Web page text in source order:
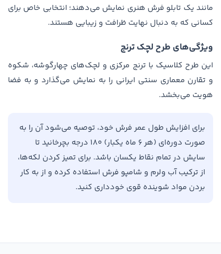
مانند یک تابلو فرش هنری نمایش می‌دهند؛ انتخابی خاص برای
کسانی که به دنبال نهایت ظرافت و زیبایی هستند.
ویژگی‌های طرح لچک ترنج
این طرح کلاسیک با ترنج مرکزی و لچک‌های چهارگوشه، شکوه
و تقارن معماری سنتی ایرانی را به نمایش می‌گذارد و به فضا
هویت می‌بخشد.
برای افزایش طول عمر فرش خود، توصیه می‌شود آن را به
صورت دوره‌ای (هر ۶ ماه یکبار) ۱۸۰ درجه بچرخانید تا
سایش در تمام نقاط یکسان باشد. برای تمیز کردن لکه‌ها،
از ترکیب آب ولرم و شامپو فرش استفاده کرده و از به کار
بردن مواد شوینده قوی خودداری کنید.